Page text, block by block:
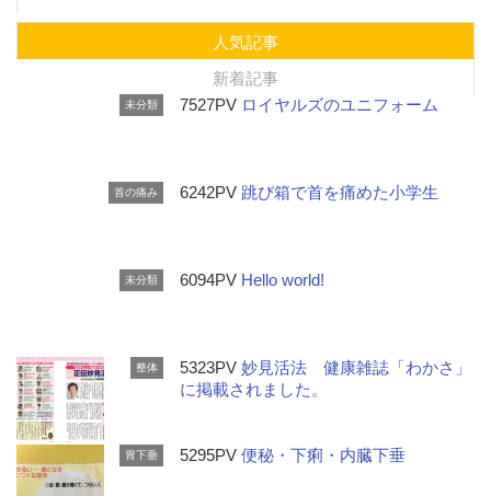
人気記事
新着記事
未分類 7527PV ロイヤルズのユニフォーム
首の痛み 6242PV 跳び箱で首を痛めた小学生
未分類 6094PV Hello world!
整体 5323PV妙見活法 健康雑誌「わかさ」
に掲載されました。
胃下垂 5295PV便秘・下痢・内臓下垂